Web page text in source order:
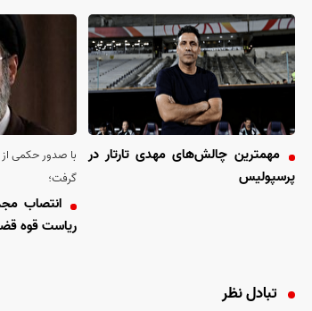
مهمترین چالش‌های مهدی تارتار در
پرسپولیس
با صدور حکمی
گرفت؛
انتصاب
ریاست قوه
تبادل نظر